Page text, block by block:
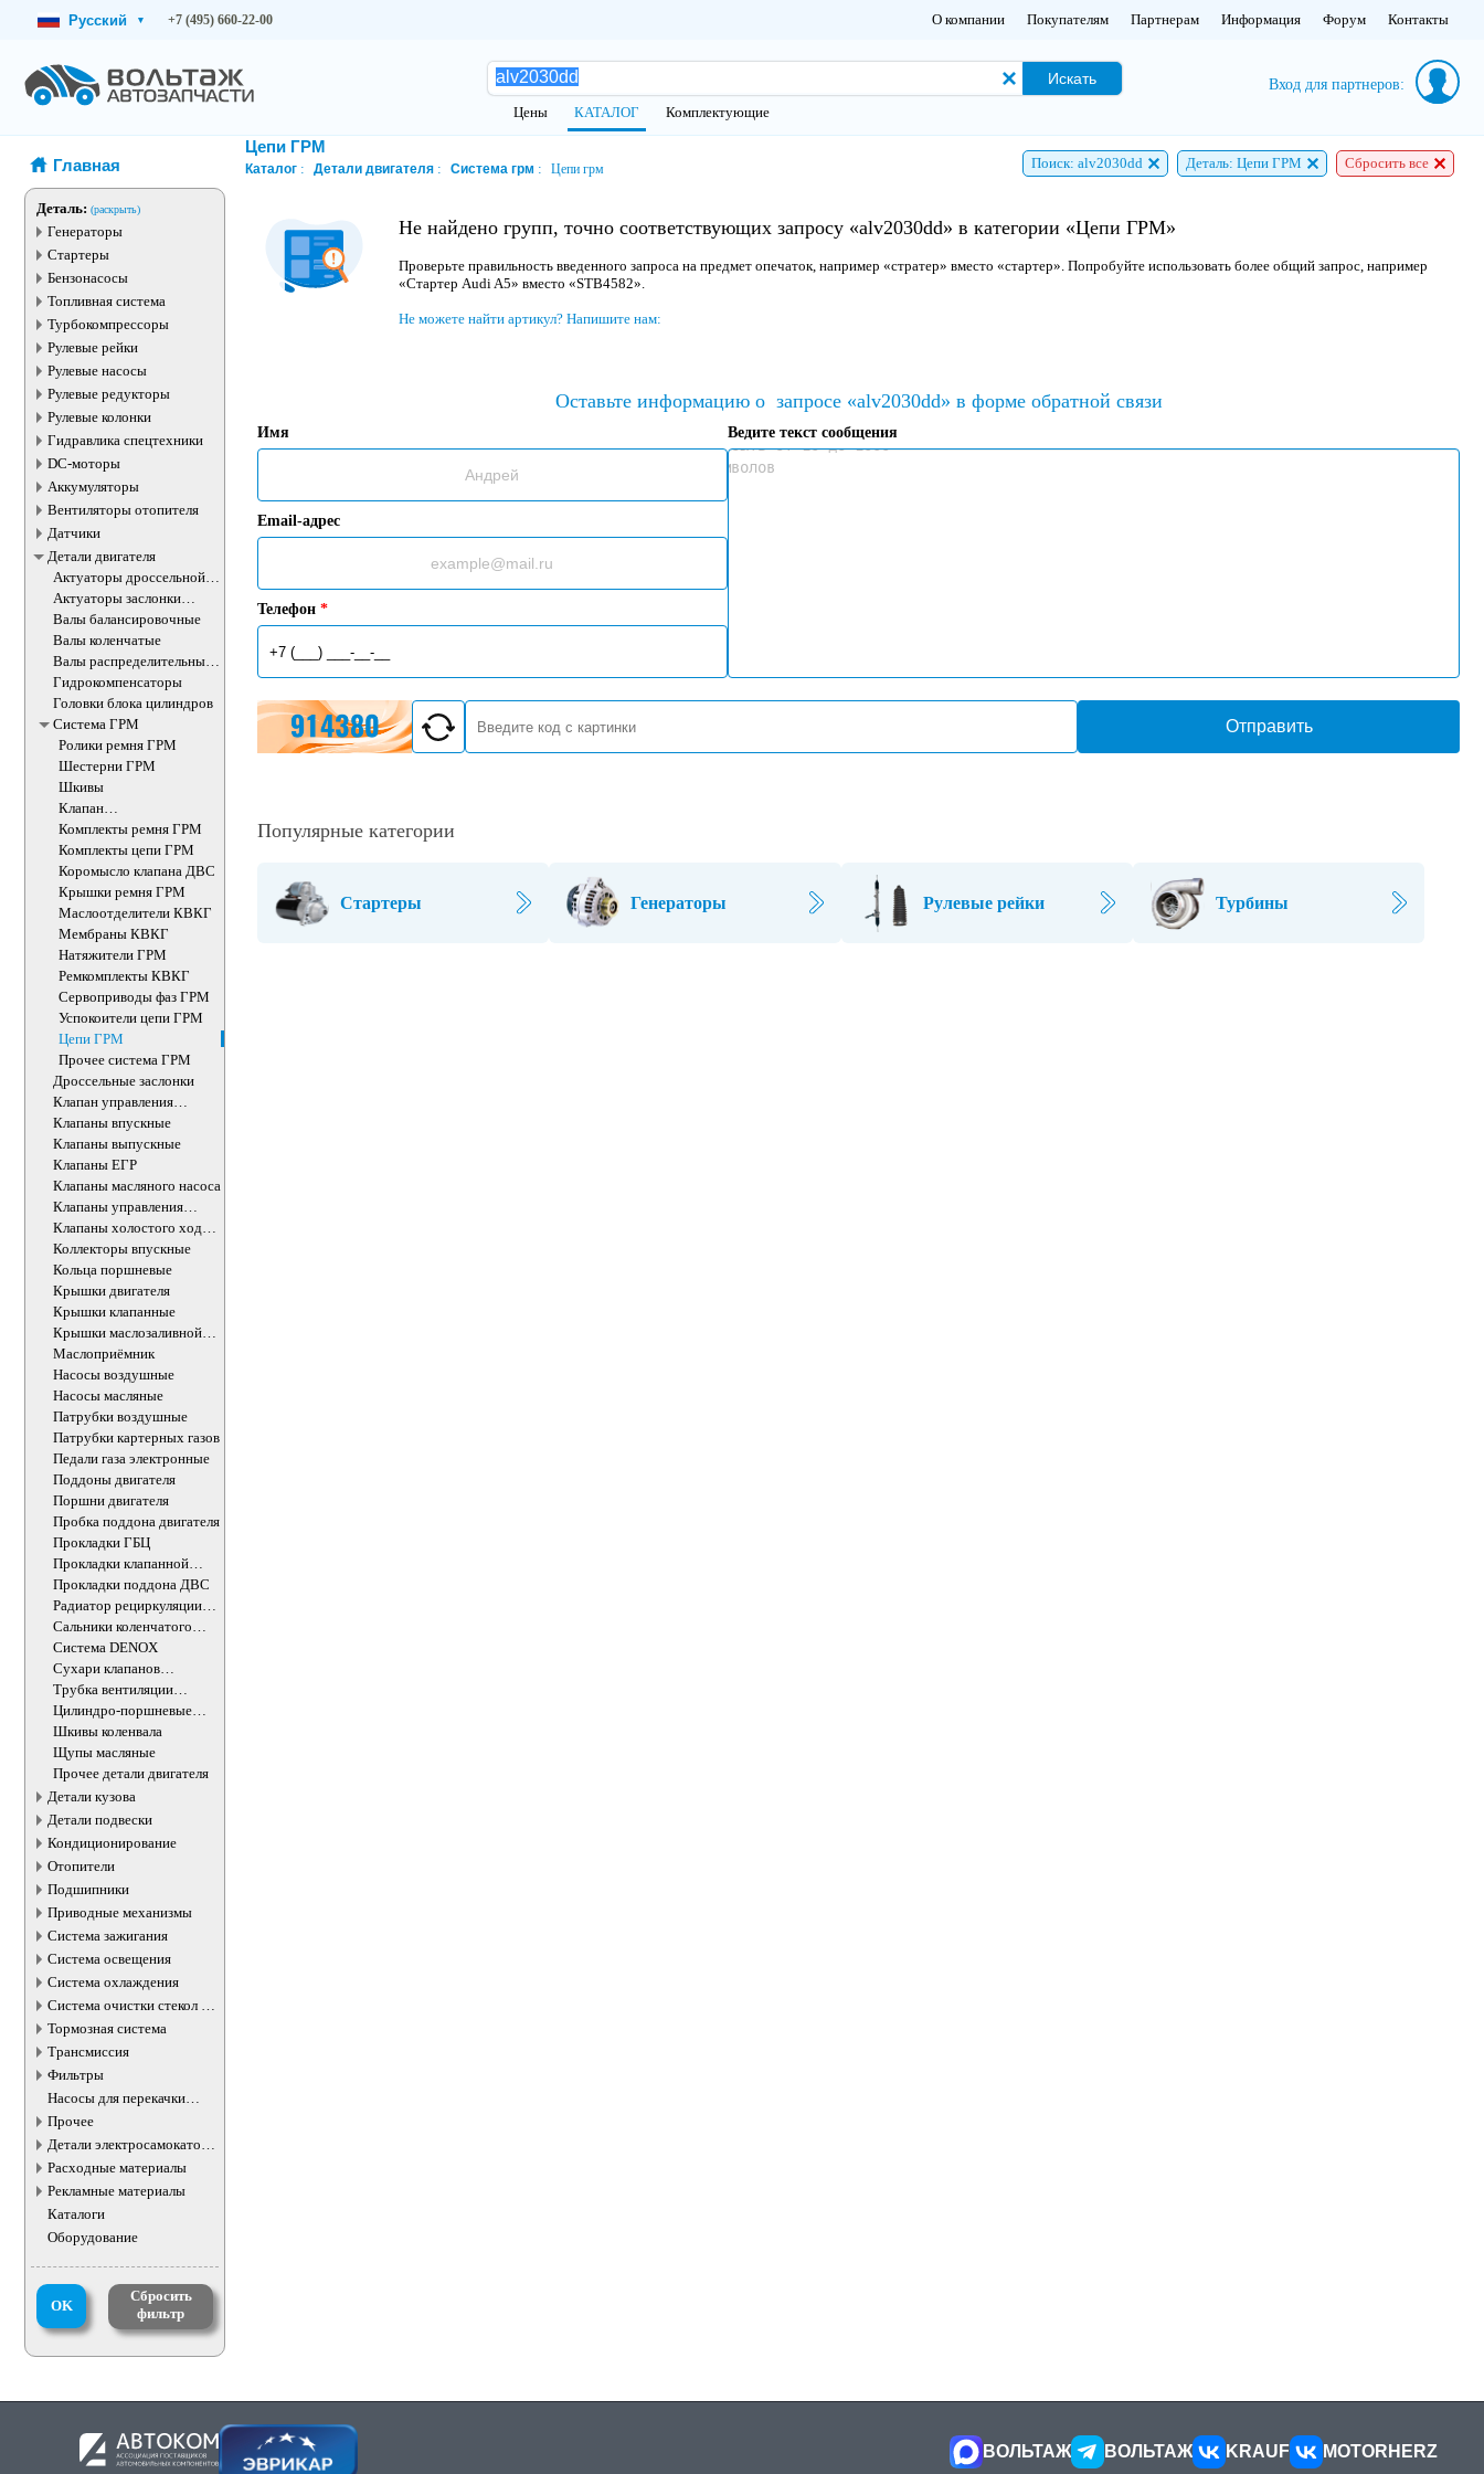
Русский ▾ +7 (495) 660-22-00 О компании Покупателям Партнерам Информация Форум Контакты
Искать
Цены КАТАЛОГ Комплектующие
Вход для партнеров:
Главная
Деталь: (раскрыть)
Генераторы
Стартеры
Бензонасосы
Топливная система
Турбокомпрессоры
Рулевые рейки
Рулевые насосы
Рулевые редукторы
Рулевые колонки
Гидравлика спецтехники
DC-моторы
Аккумуляторы
Вентиляторы отопителя
Датчики
Детали двигателя
Актуаторы дроссельной
заслонки
Актуаторы заслонки
впускного коллектора
Валы балансировочные
Валы коленчатые
Валы распределительные
ДВС
Гидрокомпенсаторы
Головки блока цилиндров
Система ГРМ
Ролики ремня ГРМ
Шестерни ГРМ
Шкивы
Клапан
электромагнитный
изменения фаз ГРМ
Комплекты ремня ГРМ
Комплекты цепи ГРМ
Коромысло клапана ДВС
Крышки ремня ГРМ
Маслоотделители КВКГ
Мембраны КВКГ
Натяжители ГРМ
Ремкомплекты КВКГ
Сервоприводы фаз ГРМ
Успокоители цепи ГРМ
Цепи ГРМ
Прочее система ГРМ
Дроссельные заслонки
Клапан управления
впускного коллектора
Клапаны впускные
Клапаны выпускные
Клапаны ЕГР
Клапаны масляного насоса
Клапаны управления
впускного коллектора
Клапаны холостого хода
ДВС
Коллекторы впускные
Кольца поршневые
Крышки двигателя
Крышки клапанные
Крышки маслозаливной
горловины
Маслоприёмник
Насосы воздушные
Насосы масляные
Патрубки воздушные
Патрубки картерных газов
Педали газа электронные
Поддоны двигателя
Поршни двигателя
Пробка поддона двигателя
Прокладки ГБЦ
Прокладки клапанной
крышки
Прокладки поддона ДВС
Радиатор рециркуляции
ОГ
Сальники коленчатого
вала двигателя
Система DENOX
Сухари клапанов
впускных/выпускных
Трубка вентиляции
картера
Цилиндро-поршневые
группы ДВС
Шкивы коленвала
Щупы масляные
Прочее детали двигателя
Детали кузова
Детали подвески
Кондиционирование
Отопители
Подшипники
Приводные механизмы
Система зажигания
Система освещения
Система охлаждения
Система очистки стекол и
фар
Тормозная система
Трансмиссия
Фильтры
Насосы для перекачки
жидкостей
Прочее
Детали электросамокатов и
электротранспорта
Расходные материалы
Рекламные материалы
Каталоги
Оборудование
OK
Сбросить
фильтр
Цепи ГРМ
Каталог Детали двигателя Система грм Цепи грм Поиск: alv2030dd Деталь: Цепи ГРМ Сбросить все
Не найдено групп, точно соответствующих запросу «alv2030dd» в категории «Цепи ГРМ»
Проверьте правильность введенного запроса на предмет опечаток, например «стратер» вместо «стартер». Попробуйте использовать более общий запрос, например
«Стартер Audi A5» вместо «STB4582».
Не можете найти артикул? Напишите нам:
Оставьте информацию о запросе «alv2030dd» в форме обратной связи
Имя
Email-адрес
Телефон *
Ведите текст сообщения
Отправить
Популярные категории
Стартеры Генераторы Рулевые рейки Турбины
ВОЛЬТАЖ ВОЛЬТАЖ KRAUF MOTORHERZ